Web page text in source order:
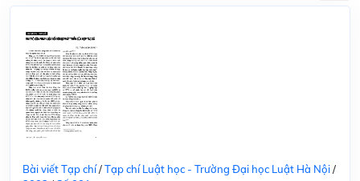
Bài viết Tạp chí/Tạp chí Luật học - Trường Đại học Luật Hà Nội/